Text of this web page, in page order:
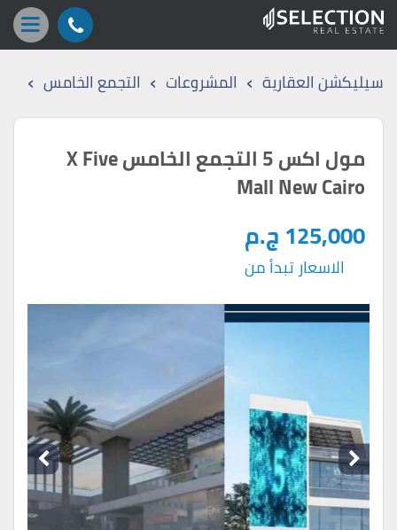
سيليكشن العقارية › المشروعات › التجمع الخامس ›
مول اكس 5 التجمع الخامس X Five
Mall New Cairo
125,000 ج.م
الاسعار تبدأ من